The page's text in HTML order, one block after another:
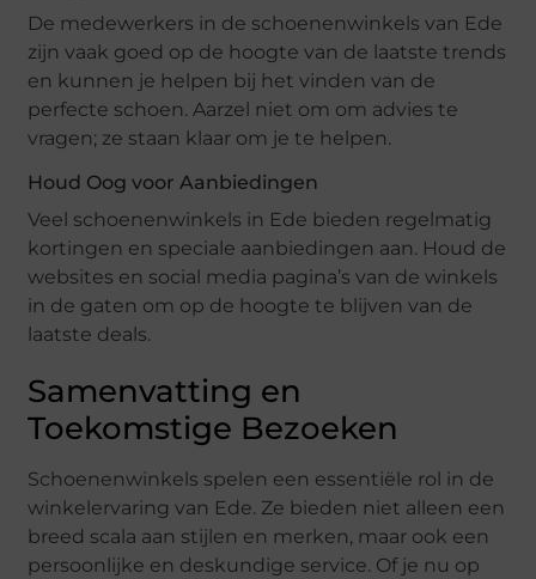
De medewerkers in de schoenenwinkels van Ede
zijn vaak goed op de hoogte van de laatste trends
en kunnen je helpen bij het vinden van de
perfecte schoen. Aarzel niet om om advies te
vragen; ze staan klaar om je te helpen.
Houd Oog voor Aanbiedingen
Veel schoenenwinkels in Ede bieden regelmatig
kortingen en speciale aanbiedingen aan. Houd de
websites en social media pagina’s van de winkels
in de gaten om op de hoogte te blijven van de
laatste deals.
Samenvatting en
Toekomstige Bezoeken
Schoenenwinkels spelen een essentiële rol in de
winkelervaring van Ede. Ze bieden niet alleen een
breed scala aan stijlen en merken, maar ook een
persoonlijke en deskundige service. Of je nu op